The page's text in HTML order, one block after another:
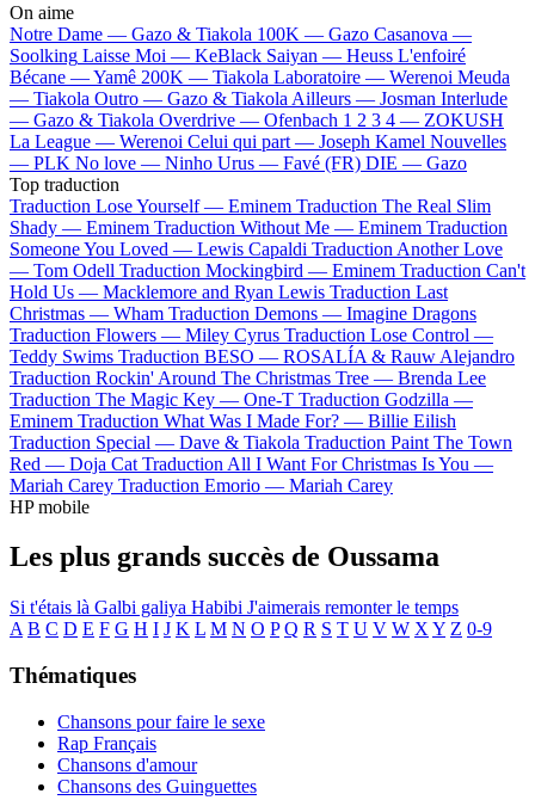
On aime
Notre Dame — Gazo & Tiakola 100K — Gazo Casanova —
Soolking Laisse Moi — KeBlack Saiyan — Heuss L'enfoiré
Bécane —Yamê 200K — Tiakola Laboratoire — Werenoi Meuda
— Tiakola Outro — Gazo & Tiakola Ailleurs — Josman Interlude
— Gazo & Tiakola Overdrive — Ofenbach 1 2 3 4 — ZOKUSH
La League — Werenoi Celui qui part — Joseph Kamel Nouvelles
— PLK No love — Ninho Urus — Favé (FR) DIE — Gazo
Top traduction
Traduction Lose Yourself — Eminem Traduction The Real Slim
Shady — Eminem Traduction Without Me — Eminem Traduction
Someone You Loved — Lewis Capaldi Traduction Another Love
— Tom Odell Traduction Mockingbird — Eminem Traduction Can't
Hold Us — Macklemore and Ryan Lewis Traduction Last
Christmas — Wham Traduction Demons — Imagine Dragons
Traduction Flowers — Miley Cyrus Traduction Lose Control —
Teddy Swims Traduction BESO — ROSALÍA & Rauw Alejandro
Traduction Rockin' Around The Christmas Tree — Brenda Lee
Traduction The Magic Key — One-T Traduction Godzilla —
Eminem Traduction What Was I Made For? — Billie Eilish
Traduction Special — Dave & Tiakola Traduction Paint The Town
Red — Doja Cat Traduction All I Want For Christmas Is You —
Mariah Carey Traduction Emorio — Mariah Carey
HP mobile
Les plus grands succès de Oussama
Si t'étais là Galbi galiya Habibi J'aimerais remonter le temps
A B C D E F G H I J K L M N O P Q R S T U V W X Y Z 0-9
Thématiques
Chansons pour faire le sexe
Rap Français
Chansons d'amour
Chansons des Guinguettes